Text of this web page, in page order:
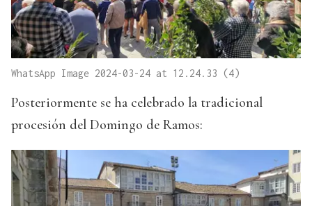
WhatsApp Image 2024-03-24 at 12.24.33 (4)
Posteriormente se ha celebrado la tradicional
procesión del Domingo de Ramos: